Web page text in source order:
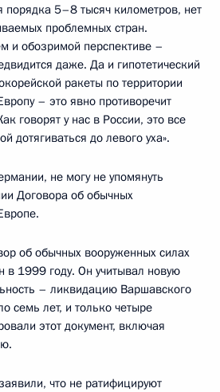
порядка 5–8 тысяч километров, нет
проблемных стран.
и обозримой перспективе –
даже. Да и гипотетический
ракеты по территории
– это явно противоречит
говорят у нас в России, это все
дотягиваться до левого уха».
не могу не упомянуть
Договора об обычных
об обычных вооруженных силах
в 1999 году. Он учитывал новую
– ликвидацию Варшавского
семь лет, и только четыре
этот документ, включая
что не ратифицируют